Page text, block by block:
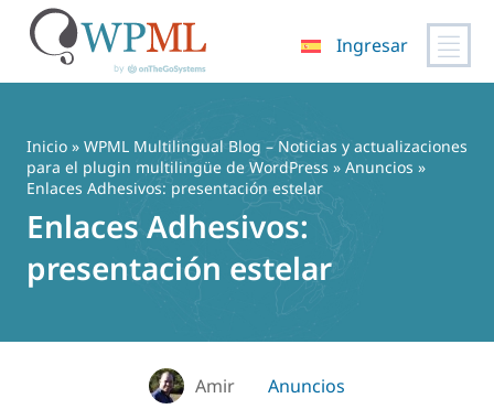
contenido
Ingresar
Inicio » WPML Multilingual Blog – Noticias y actualizaciones
para el plugin multilingüe de WordPress » Anuncios »
Enlaces Adhesivos: presentación estelar
Enlaces Adhesivos:
presentación estelar
Amir
Anuncios